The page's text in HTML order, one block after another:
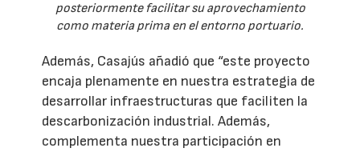
posteriormente facilitar su aprovechamiento
como materia prima en el entorno portuario.
Además, Casajús añadió que “este proyecto
encaja plenamente en nuestra estrategia de
desarrollar infraestructuras que faciliten la
descarbonización industrial. Además,
complementa nuestra participación en